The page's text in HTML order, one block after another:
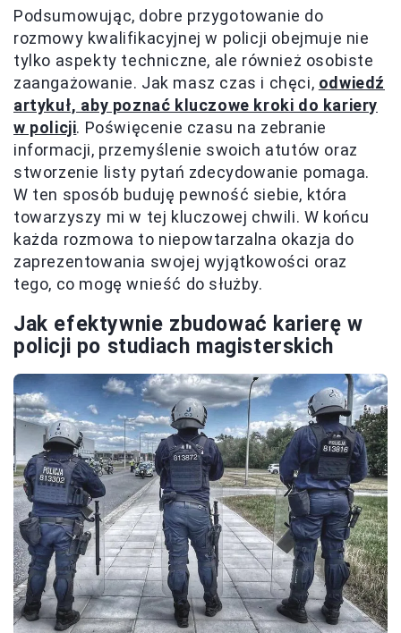
Podsumowując, dobre przygotowanie do
rozmowy kwalifikacyjnej w policji obejmuje nie
tylko aspekty techniczne, ale również osobiste
zaangażowanie. Jak masz czas i chęci, odwiedź
artykuł, aby poznać kluczowe kroki do kariery
w policji. Poświęcenie czasu na zebranie
informacji, przemyślenie swoich atutów oraz
stworzenie listy pytań zdecydowanie pomaga.
W ten sposób buduję pewność siebie, która
towarzyszy mi w tej kluczowej chwili. W końcu
każda rozmowa to niepowtarzalna okazja do
zaprezentowania swojej wyjątkowości oraz
tego, co mogę wnieść do służby.
Jak efektywnie zbudować karierę w
policji po studiach magisterskich